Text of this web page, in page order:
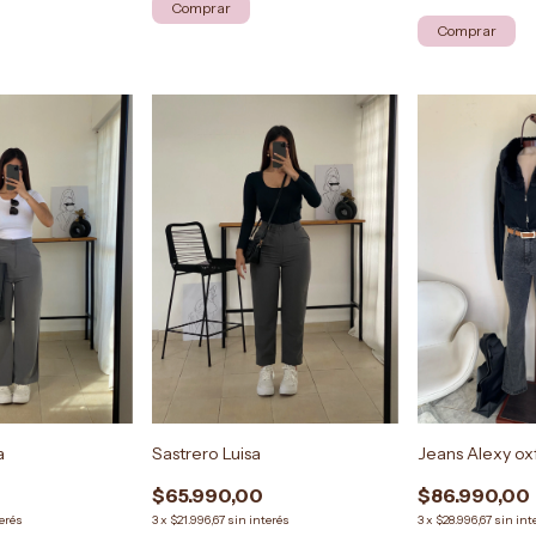
Comprar
Comprar
Sastrero Luisa
$65.990,00
3x $21.996,67 sin interés
Jeans Alexy
$86.990,00
3x $28.996,67 sin